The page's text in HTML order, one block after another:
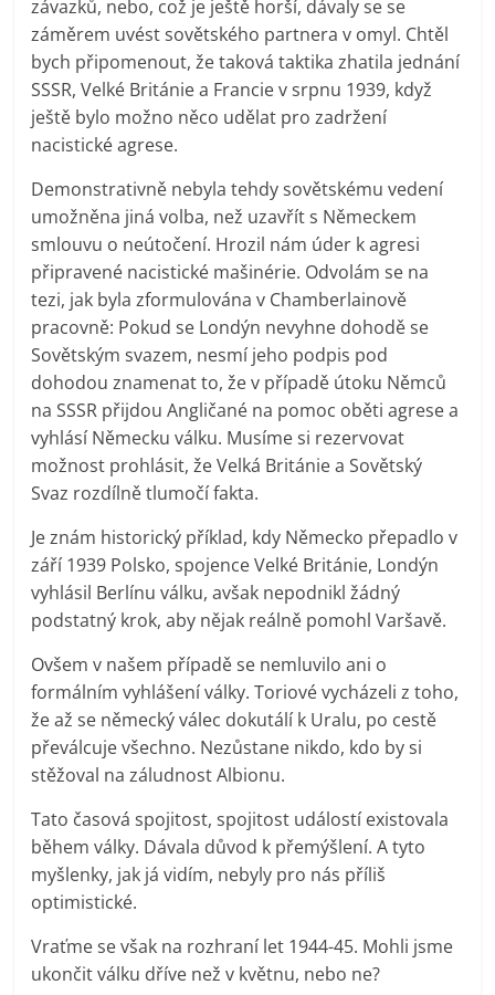
závazků, nebo, což je ještě horší, dávaly se se
záměrem uvést sovětského partnera v omyl. Chtěl
bych připomenout, že taková taktika zhatila jednání
SSSR, Velké Británie a Francie v srpnu 1939, když
ještě bylo možno něco udělat pro zadržení
nacistické agrese.
Demonstrativně nebyla tehdy sovětskému vedení
umožněna jiná volba, než uzavřít s Německem
smlouvu o neútočení. Hrozil nám úder k agresi
připravené nacistické mašinérie. Odvolám se na
tezi, jak byla zformulována v Chamberlainově
pracovně: Pokud se Londýn nevyhne dohodě se
Sovětským svazem, nesmí jeho podpis pod
dohodou znamenat to, že v případě útoku Němců
na SSSR přijdou Angličané na pomoc oběti agrese a
vyhlásí Německu válku. Musíme si rezervovat
možnost prohlásit, že Velká Británie a Sovětský
Svaz rozdílně tlumočí fakta.
Je znám historický příklad, kdy Německo přepadlo v
září 1939 Polsko, spojence Velké Británie, Londýn
vyhlásil Berlínu válku, avšak nepodnikl žádný
podstatný krok, aby nějak reálně pomohl Varšavě.
Ovšem v našem případě se nemluvilo ani o
formálním vyhlášení války. Toriové vycházeli z toho,
že až se německý válec dokutálí k Uralu, po cestě
převálcuje všechno. Nezůstane nikdo, kdo by si
stěžoval na záludnost Albionu.
Tato časová spojitost, spojitost událostí existovala
během války. Dávala důvod k přemýšlení. A tyto
myšlenky, jak já vidím, nebyly pro nás příliš
optimistické.
Vraťme se však na rozhraní let 1944-45. Mohli jsme
ukončit válku dříve než v květnu, nebo ne?